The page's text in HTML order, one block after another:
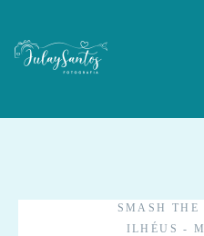
SMASH
ILHÉUS -